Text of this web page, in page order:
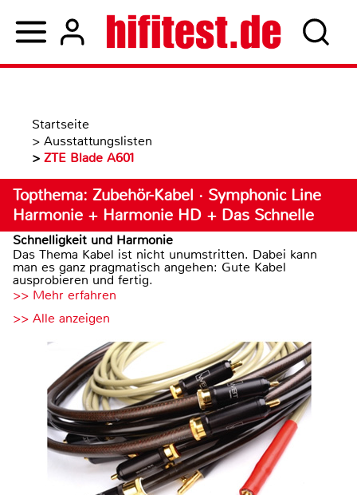
Startseite
> Ausstattungslisten
> ZTE Blade A601
Topthema: Zubehör-Kabel · Symphonic Line
Harmonie + Harmonie HD + Das Schnelle
Schnelligkeit und Harmonie
Das Thema Kabel ist nicht unumstritten. Dabei kann
man es ganz pragmatisch angehen: Gute Kabel
ausprobieren und fertig.
>> Mehr erfahren
>> Alle anzeigen